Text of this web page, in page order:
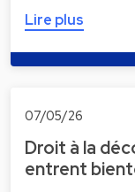
Lire plus
07/05/26
Droit à la
entrent